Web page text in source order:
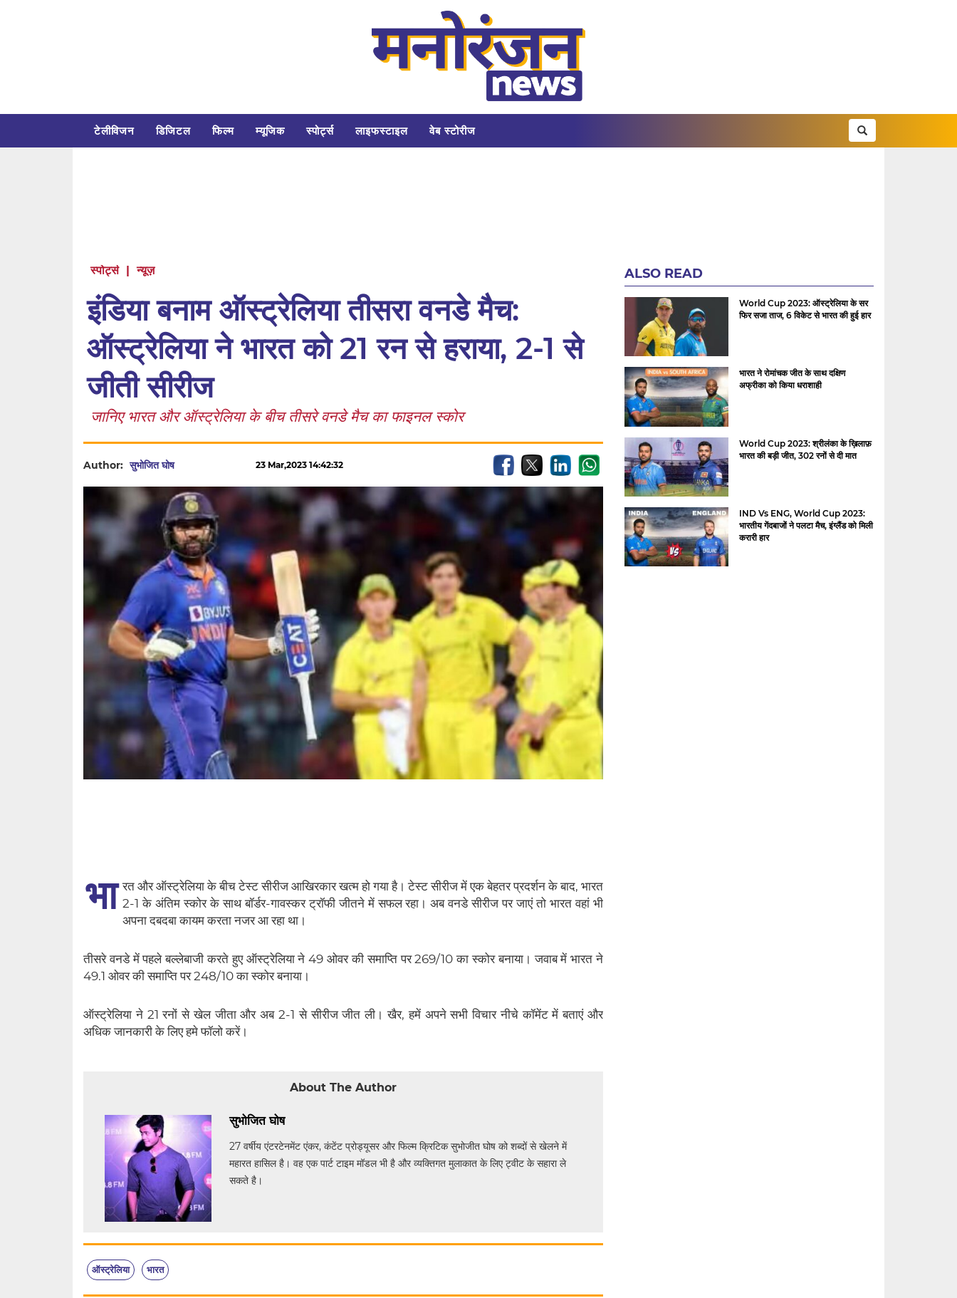
टेलीविजन डिजिटल फिल्म म्यूजिक स्पोर्ट्स लाइफस्टाइल वेब स्टोरीज
स्पोर्ट्स | न्यूज़
इंडिया बनाम ऑस्ट्रेलिया तीसरा वनडे मैच:
ऑस्ट्रेलिया ने भारत को 21 रन से हराया, 2-1 से
जीती सीरीज
जानिए भारत और ऑस्ट्रेलिया के बीच तीसरे वनडे मैच का फाइनल स्कोर
Author: सुभोजित घोष 23 Mar,2023 14:42:32
भा रत और ऑस्ट्रेलिया के बीच टेस्ट सीरीज आखिरकार खत्म हो गया है। टेस्ट सीरीज में एक बेहतर प्रदर्शन के बाद, भारत
2-1 के अंतिम स्कोर के साथ बॉर्डर-गावस्कर ट्रॉफी जीतने में सफल रहा। अब वनडे सीरीज पर जाएं तो भारत वहां भी
अपना दबदबा कायम करता नजर आ रहा था।
तीसरे वनडे में पहले बल्लेबाजी करते हुए ऑस्ट्रेलिया ने 49 ओवर की समाप्ति पर 269/10 का स्कोर बनाया। जवाब में भारत ने
49.1 ओवर की समाप्ति पर 248/10 का स्कोर बनाया।
ऑस्ट्रेलिया ने 21 रनों से खेल जीता और अब 2-1 से सीरीज जीत ली। खैर, हमें अपने सभी विचार नीचे कॉमेंट में बताएं और
अधिक जानकारी के लिए हमे फॉलो करें।
About The Author
सुभोजित घोष
27 वर्षीय एंटरटेनमेंट एंकर, कंटेंट प्रोड्यूसर और फिल्म क्रिटिक सुभोजीत घोष को शब्दों से खेलने में
महारत हासिल है। वह एक पार्ट टाइम मॉडल भी है और व्यक्तिगत मुलाकात के लिए ट्वीट के सहारा ले
सकते है।
ऑस्ट्रेलिया भारत
ALSO READ
World Cup 2023: ऑस्ट्रेलिया के सर
फिर सजा ताज, 6 विकेट से भारत की हुई हार
भारत ने रोमांचक जीत के साथ दक्षिण
अफ्रीका को किया धराशाही
World Cup 2023: श्रीलंका के ख़िलाफ़
भारत की बड़ी जीत, 302 रनों से दी मात
IND Vs ENG, World Cup 2023:
भारतीय गेंदबाजों ने पलटा मैच, इंग्लैंड को मिली
करारी हार